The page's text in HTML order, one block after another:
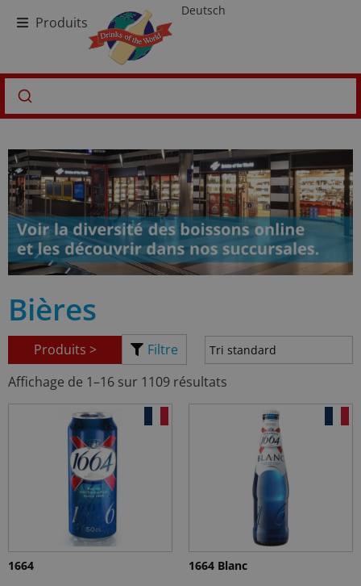
Produits
Deutsch
Bières
Produits >
Filtre
Affichage de 1–16 sur 1109 résultats
1664 1664 Blanc